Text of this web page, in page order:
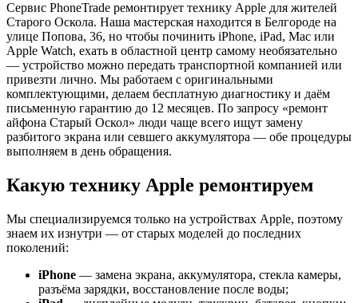
Сервис PhoneTrade ремонтирует технику Apple для жителей
Старого Оскола. Наша мастерская находится в Белгороде на
улице Попова, 36, но чтобы починить iPhone, iPad, Mac или
Apple Watch, ехать в областной центр самому необязательно
— устройство можно передать транспортной компанией или
привезти лично. Мы работаем с оригинальными
комплектующими, делаем бесплатную диагностику и даём
письменную гарантию до 12 месяцев. По запросу «ремонт
айфона Старый Оскол» люди чаще всего ищут замену
разбитого экрана или севшего аккумулятора — обе процедуры
выполняем в день обращения.
Какую технику Apple ремонтируем
Мы специализируемся только на устройствах Apple, поэтому
знаем их изнутри — от старых моделей до последних
поколений:
iPhone — замена экрана, аккумулятора, стекла камеры,
разъёма зарядки, восстановление после воды;